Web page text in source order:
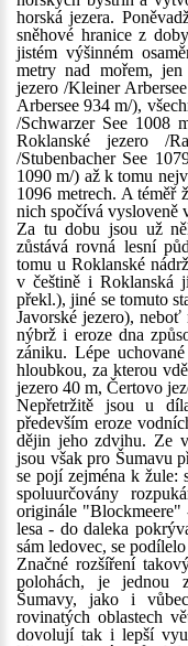
horská jezera.
sněhové hranice z
jistém výšinném
metry nad mořem,
jezero /Kleiner
Arbersee 934 m/),
/Schwarzer See 1008
Roklanské jezero /
/Stubenbacher See
1090 m/) až k tomu
1096 metrech. A téměř
nich spočívá vysloveně
Za tu dobu jsou už
zůstává rovná lesní
tomu u Roklanské
v češtině i Roklanská
překl.), jiné se tomuto
Javorské jezero), neboť
nýbrž i eroze dna
zániku. Lépe
hloubkou, za kterou
jezero 40 m, Čertovo
Nepřetržitě jsou u
především eroze
dějin jeho zdvihu. Ze
jsou však pro Šumavu
se pojí zejména k žule:
spoluurčovány
originále "Blockmeere"
lesa - do daleka
sám ledovec, se
Značné rozšíření
polohách, je jednou
Šumavy, jako i
rovinatých oblastech
dovolují tak i lepší